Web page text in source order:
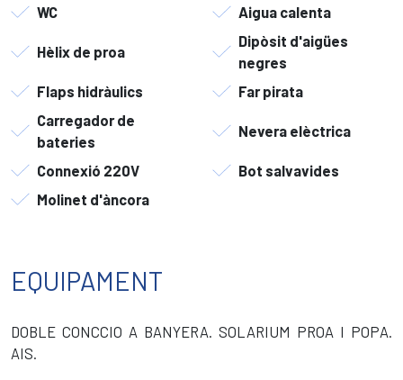
WC Aigua calenta
Hèlix de proa
Dipòsit d'aigües
negres
Flaps hidràulics
Far pirata
Carregador de
bateries
Nevera elèctrica
Connexió 220V
Bot salvavides
Molinet d'àncora
EQUIPAMENT
DOBLE CONCCIO A BANYERA. SOLARIUM PROA I POPA.
AIS.